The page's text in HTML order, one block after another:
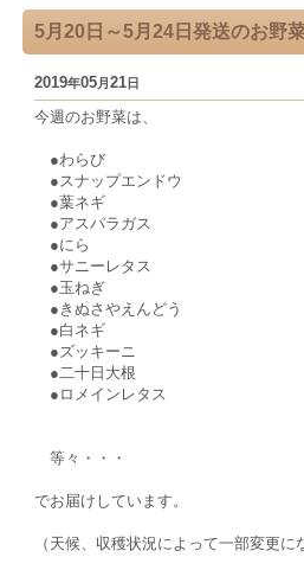
5月20日～5月24日発送のお野
2019年05月21日
今週のお野菜は、
●わらび
●スナップエンドウ
●葉ネギ
●アスパラガス
●にら
●サニーレタス
●玉ねぎ
●きぬさやえんどう
●白ネギ
●ズッキーニ
●二十日大根
●ロメインレタス
等々・・・
でお届けしています。
（天候、収穫状況によって一部変更に